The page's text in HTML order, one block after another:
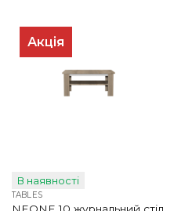
Акція
В наявності
TABLES
NEONE 10 журнальний стіл